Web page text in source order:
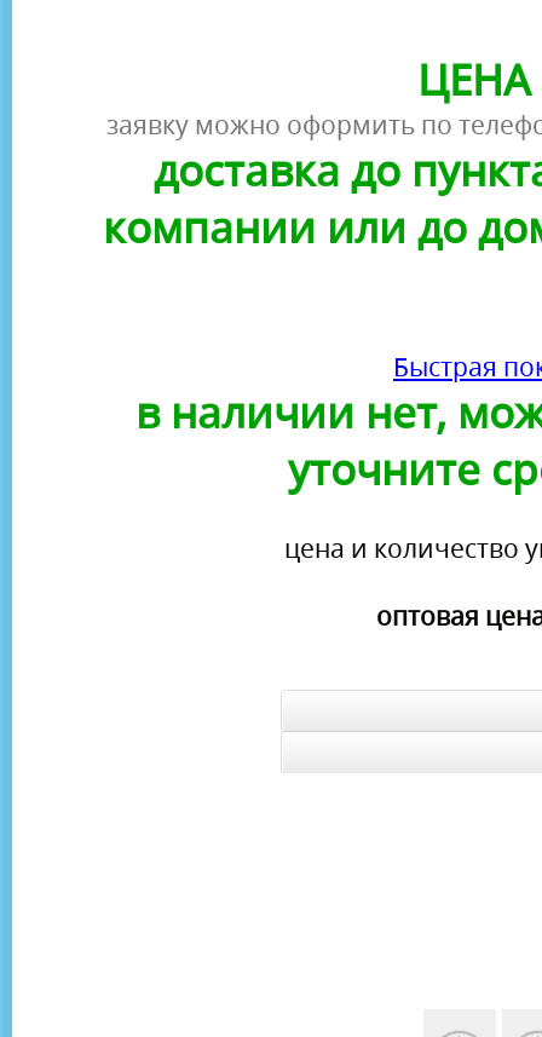
ЦЕНА
заявку можно оформить по
доставка до
компании или до
Быстрая
в наличии нет,
уточните
цена и количество
оптовая